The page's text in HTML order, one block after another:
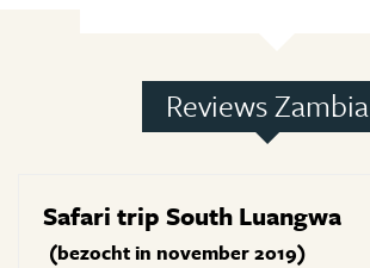
Reviews Zambia
Safari trip South Luangwa
(bezocht in november 2019)